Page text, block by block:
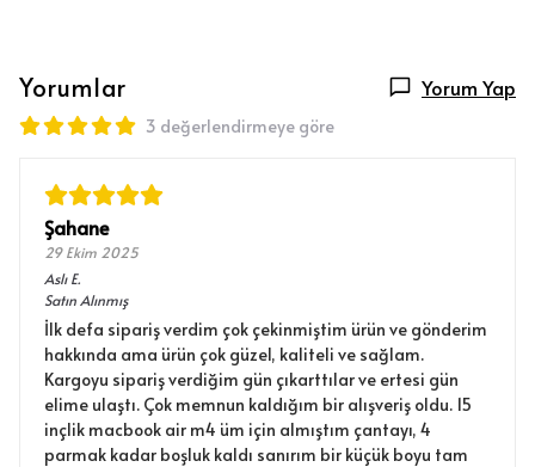
Yorumlar Yorum Yap
3 değerlendirmeye göre
Şahane
29 Ekim 2025
Aslı E.
Satın Alınmış
İlk defa sipariş verdim çok çekinmiştim ürün ve gönderim
hakkında ama ürün çok güzel, kaliteli ve sağlam.
Kargoyu sipariş verdiğim gün çıkarttılar ve ertesi gün
elime ulaştı. Çok memnun kaldığım bir alışveriş oldu. 15
inçlik macbook air m4 üm için almıştım çantayı, 4
parmak kadar boşluk kaldı sanırım bir küçük boyu tam